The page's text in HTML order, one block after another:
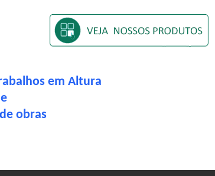
em Altura
obras